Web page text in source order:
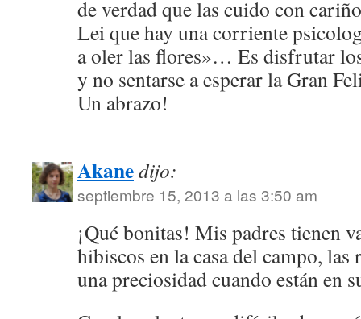
de verdad que las cuido con
Lei que hay una corriente
a oler las flores»… Es disfrutar
y no sentarse a esperar la Gran
Un abrazo!
Akanedijo:
septiembre 15, 2013 a las 3:50 am
¡Qué bonitas! Mis padres tienen
hibiscos en la casa del campo, las
una preciosidad cuando están en